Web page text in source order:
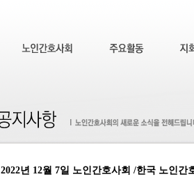
2022년 12월 7일 노인간호사회 /한국 노인간